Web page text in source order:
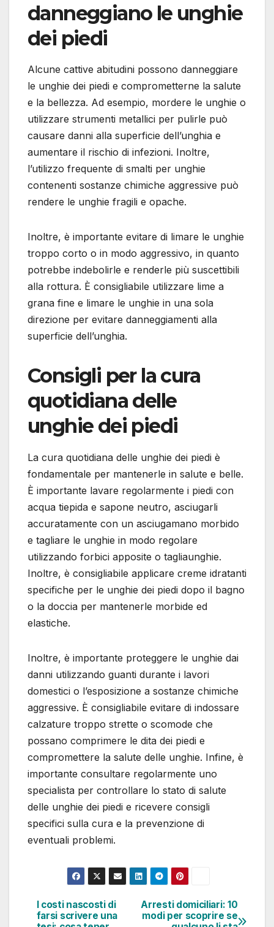
danneggiano le unghie
dei piedi
Alcune cattive abitudini possono danneggiare
le unghie dei piedi e comprometterne la salute
e la bellezza. Ad esempio, mordere le unghie o
utilizzare strumenti metallici per pulirle può
causare danni alla superficie dell’unghia e
aumentare il rischio di infezioni. Inoltre,
l’utilizzo frequente di smalti per unghie
contenenti sostanze chimiche aggressive può
rendere le unghie fragili e opache.
Inoltre, è importante evitare di limare le unghie
troppo corto o in modo aggressivo, in quanto
potrebbe indebolirle e renderle più suscettibili
alla rottura. È consigliabile utilizzare lime a
grana fine e limare le unghie in una sola
direzione per evitare danneggiamenti alla
superficie dell’unghia.
Consigli per la cura
quotidiana delle
unghie dei piedi
La cura quotidiana delle unghie dei piedi è
fondamentale per mantenerle in salute e belle.
È importante lavare regolarmente i piedi con
acqua tiepida e sapone neutro, asciugarli
accuratamente con un asciugamano morbido
e tagliare le unghie in modo regolare
utilizzando forbici apposite o tagliaunghie.
Inoltre, è consigliabile applicare creme idratanti
specifiche per le unghie dei piedi dopo il bagno
o la doccia per mantenerle morbide ed
elastiche.
Inoltre, è importante proteggere le unghie dai
danni utilizzando guanti durante i lavori
domestici o l’esposizione a sostanze chimiche
aggressive. È consigliabile evitare di indossare
calzature troppo strette o scomode che
possano comprimere le dita dei piedi e
compromettere la salute delle unghie. Infine, è
importante consultare regolarmente uno
specialista per controllare lo stato di salute
delle unghie dei piedi e ricevere consigli
specifici sulla cura e la prevenzione di
eventuali problemi.
NavigazioneArresti domiciliari: 10
modi per scoprire se
I costi nascosti di
farsi scrivere una